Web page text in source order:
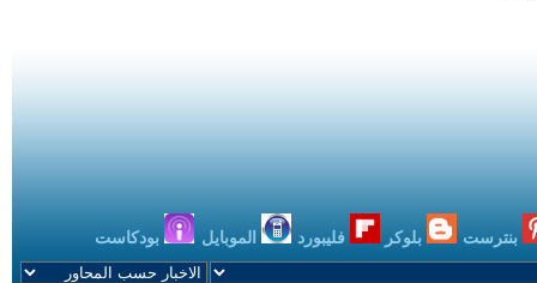
بنترست بلوكر فليبورد الموبايل بودكاست